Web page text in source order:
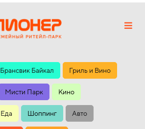
Брансвик Байкал Гриль и Вино
Мисти Парк Кино
Еда Шоппинг Авто